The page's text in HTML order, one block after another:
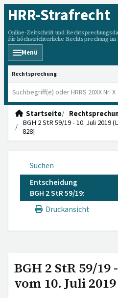
HRR-Strafrecht
Online-Zeitschrift und
für höchstrichterliche Rechtsprechung
Menü
HRRS durchsuchen
Startseite
BGH 2 StR 59/19 - 10. Juli 2019
828]
Suchen
Entscheidung
BGH 2 StR 59/19:
Druckansicht
BGH 2 StR 59/19
vom 10. Juli